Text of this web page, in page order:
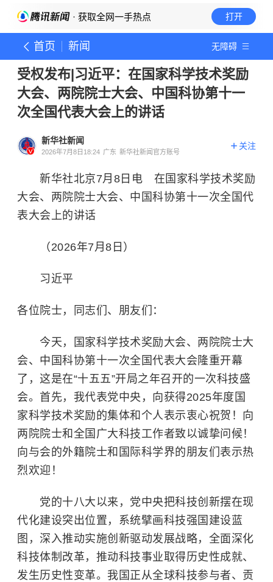
· 获取全网一手热点 打开
首页 新闻 无障碍
受权发布|习近平：在国家科学技术奖励
大会、两院院士大会、中国科协第十一
次全国代表大会上的讲话
新华社新闻
2026年7月8日18:24 广东 新华社新闻官方账号
关注
新华社北京7月8日电 在国家科学技术奖励
大会、两院院士大会、中国科协第十一次全国代
表大会上的讲话
（2026年7月8日）
习近平
各位院士，同志们、朋友们：
今天，国家科学技术奖励大会、两院院士大
会、中国科协第十一次全国代表大会隆重开幕
了，这是在“十五五”开局之年召开的一次科技盛
会。首先，我代表党中央，向获得2025年度国
家科学技术奖励的集体和个人表示衷心祝贺！向
两院院士和全国广大科技工作者致以诚挚问候！
向与会的外籍院士和国际科学界的朋友们表示热
烈欢迎！
党的十八大以来，党中央把科技创新摆在现
代化建设突出位置，系统擘画科技强国建设蓝
图，深入推动实施创新驱动发展战略，全面深化
科技体制改革，推动科技事业取得历史性成就、
发生历史性变革。我国正从全球科技参与者、贡